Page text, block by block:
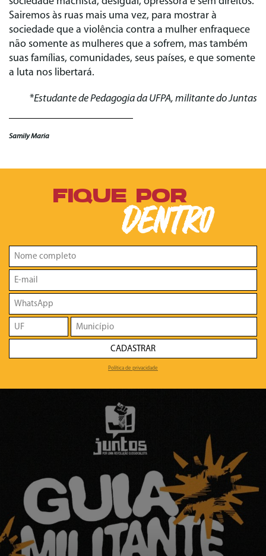
Sairemos às ruas mais uma vez, para mostrar à
sociedade que a violência contra a mulher enfraquece
não somente as mulheres que a sofrem, mas também
suas famílias, comunidades, seus países, e que somente
a luta nos libertará.
*Estudante de Pedagogia da UFPA, militante do Juntas
Samily Maria
FIQUE POR
DENTRO
CADASTRAR
Política de privacidade